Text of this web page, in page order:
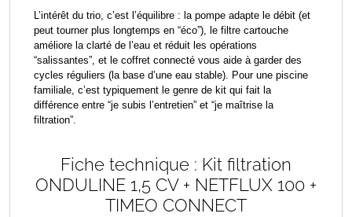
L’intérêt du trio, c’est l’équilibre : la pompe adapte le débit (et
peut tourner plus longtemps en “éco”), le filtre cartouche
améliore la clarté de l’eau et réduit les opérations
“salissantes”, et le coffret connecté vous aide à garder des
cycles réguliers (la base d’une eau stable). Pour une piscine
familiale, c’est typiquement le genre de kit qui fait la
différence entre “je subis l’entretien” et “je maîtrise la
filtration”.
Fiche technique : Kit filtration
ONDULINE 1,5 CV + NETFLUX 100 +
TIMEO CONNECT